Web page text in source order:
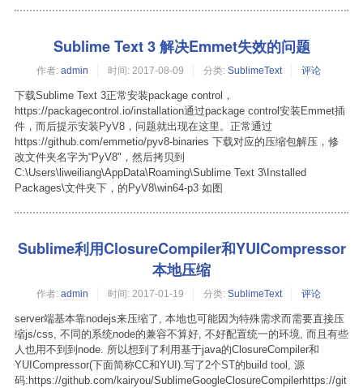
Sublime Text 3 解决Emmet失效的问题
作者: admin 时间: 2017-08-09 分类: SublimeText 评论
下载Sublime Text 3正常安装package control，
https://packagecontrol.io/installation通过package control安装Emmet插
件，而后提示安装PyV8，问题就出现在这里。正常通过
https://github.com/emmetio/pyv8-binaries 下载对应的压缩包解压，修
改文件夹名字为“PyV8"，然后拷贝到
C:\Users\liweiliang\AppData\Roaming\Sublime Text 3\Installed
Packages\文件夹下，的PyV8\win64-p3 如图
Sublime利用ClosureCompiler和YUICompressor
本地压缩
作者: admin 时间: 2017-01-19 分类: SublimeText 评论
server端基本靠nodejs来压缩了, 本地也可能因为特殊需求而需要直接压
缩js/css, 不同的系统node的兼容不算好, 不好配置统一的环境, 而且有些
人也用不到到node. 所以想到了利用基于java的ClosureCompiler和
YUICompressor(下面简称CC和YUI).写了2个ST的build tool, 源
码:https://github.com/kairyou/SublimeGoogleClosureCompilerhttps://git